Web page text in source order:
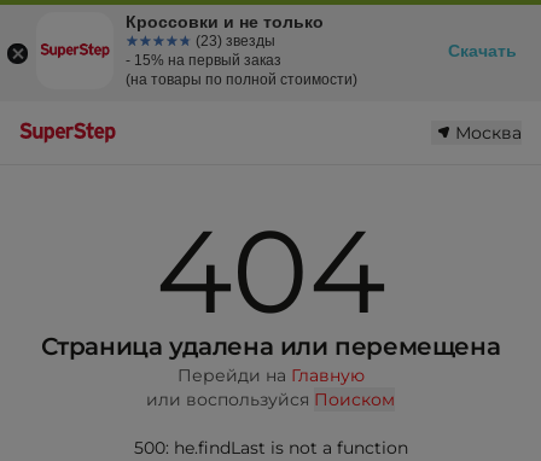
Москва
404
Страница удалена или перемещена
Перейди на Главную
или воспользуйся Поиском
500: he.findLast is not a function
Кроссовки и не только
☆☆☆☆☆
★★★★★ (23) звезды
- 15% на первый заказ
(на товары по полной стоимости)
Скачать